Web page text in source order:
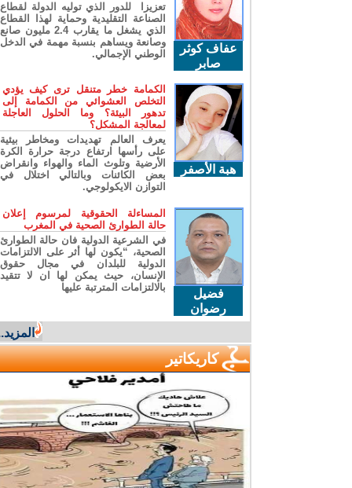
عفاف كوثر
صابر
تعزيزا للدور الذي توليه الدولة لقطاع
الصناعة التقليدية وحماية لهذا القطاع
الذي يشغل ما يقارب 2.4 مليون صانع
وصانعة ويساهم بنسبة مهمة في الدخل
الوطني الإجمالي.
هبة الأصفر
الكمامة خطر متنقل ترى كيف يؤدي
التخلص العشوائي من الكمامة إلى
تدهور البيئة؟ وما الحلول العاجلة
لمعالجة المشكل؟
يعرف العالم تهديدات ومخاطر بيئية
على رأسها ارتفاع درجة حرارة الكرة
الأرضية وتلوث الماء والهواء وانقراض
بعض الكائنات وبالتالي اختلال في
التوازن الايكولوجي.
فضيل
رضوان
المساءلة الحقوقية لمرسوم إعلان
حالة الطوارئ الصحية في المغرب
في الشرعية الدولية فان حالة الطوارئ
الصحية، “يكون لها أثر على الالتزامات
الدولية للبلدان في مجال حقوق
الإنسان، حيث يمكن لها ان لا تتقيد
بالالتزامات المترتبة عليها
المزيد...
كاريكاتير